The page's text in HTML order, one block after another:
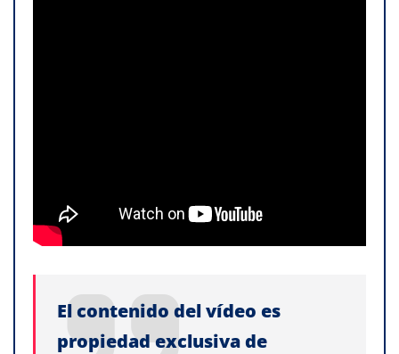
El contenido del vídeo es
propiedad exclusiva de